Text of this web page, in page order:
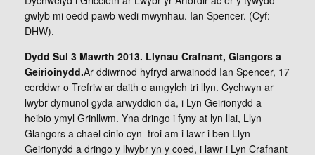
gwlyb mi oedd pawb wedi mwynhau. Ian Spencer. (Cyf:
DHW).
Dydd Sul 3 Mawrth 2013. Llynau Crafnant, Glangors a
Geirioinydd.Ar ddiwrnod hyfryd arwainodd Ian Spencer, 17
cerddwr o Trefriw ar daith o amgylch tri llyn. Cychwyn ar
lwybr dymunol gyda arwyddion da, i Lyn Geirionydd a
heibio ymyl Grinllwm. Yna dringo i fyny at lyn llai, Llyn
Glangors a chael cinio cyn troi am i lawr i ben Llyn
Geirionydd a dringo y llwybr yn y coed, i lawr i Lyn Crafnant